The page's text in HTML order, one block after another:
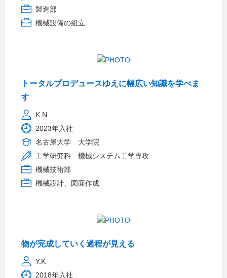
製造部
機械設備の組立
トータルプロデュースゆえに幅広い知識を学べま
す
K.N
2023年入社
名古屋大学 大学院
工学研究科 機械システム工学専攻
機械技術部
機械設計、図面作成
物が完成していく過程が見える
Y.K
2018年入社